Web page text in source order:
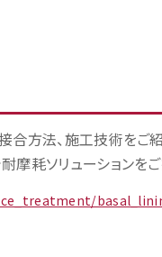
合方法、施工技術を
耗ソリューションをご